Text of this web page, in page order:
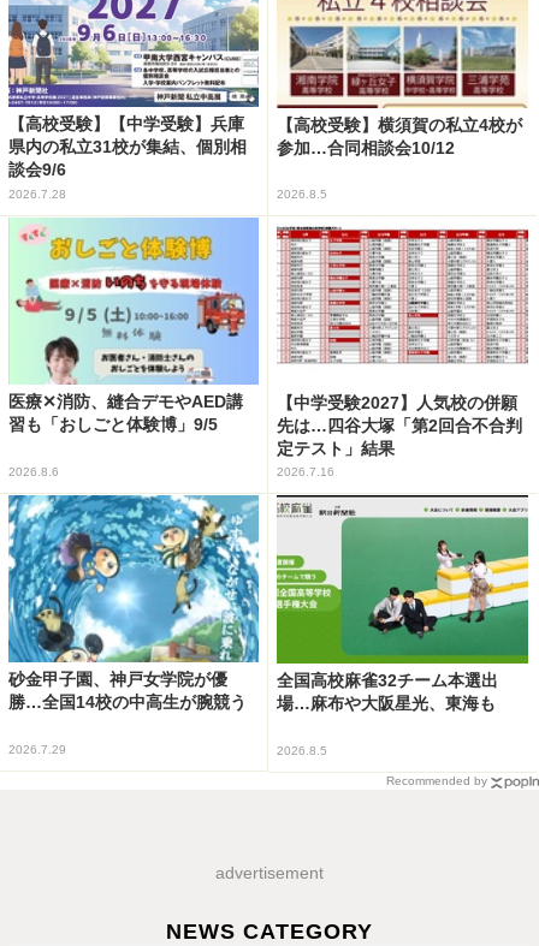
【高校受験】【中学受験】兵庫
県内の私立31校が集結、個別相
談会9/6
2026.7.28
【高校受験】横須賀の私立4校が
参加…合同相談会10/12
2026.8.5
医療✕消防、縫合デモやAED講
習も「おしごと体験博」9/5
2026.8.6
【中学受験2027】人気校の併願
先は…四谷大塚「第2回合不合判
定テスト」結果
2026.7.16
砂金甲子園、神戸女学院が優
勝…全国14校の中高生が腕競う
2026.7.29
全国高校麻雀32チーム本選出
場…麻布や大阪星光、東海も
2026.8.5
Recommended by
advertisement
NEWS CATEGORY